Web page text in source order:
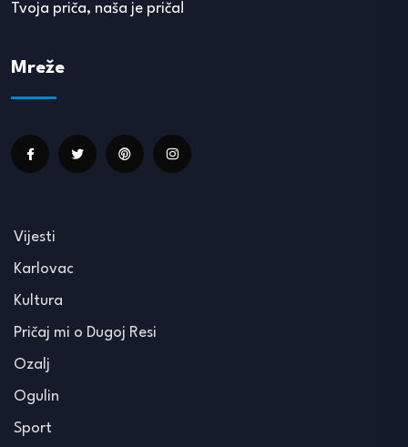
Tvoja priča, naša je priča!
Mreže
Vijesti
Karlovac
Kultura
Pričaj mi o Dugoj Resi
Ozalj
Ogulin
Sport